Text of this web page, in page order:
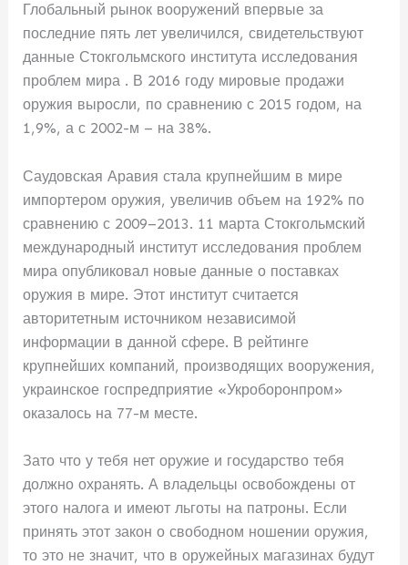
Глобальный рынок вооружений впервые за
последние пять лет увеличился, свидетельствуют
данные Стокгольмского института исследования
проблем мира . В 2016 году мировые продажи
оружия выросли, по сравнению с 2015 годом, на
1,9%, а с 2002-м – на 38%.
Саудовская Аравия стала крупнейшим в мире
импортером оружия, увеличив объем на 192% по
сравнению с 2009–2013. 11 марта Стокгольмский
международный институт исследования проблем
мира опубликовал новые данные о поставках
оружия в мире. Этот институт считается
авторитетным источником независимой
информации в данной сфере. В рейтинге
крупнейших компаний, производящих вооружения,
украинское госпредприятие «Укроборонпром»
оказалось на 77-м месте.
Зато что у тебя нет оружие и государство тебя
должно охранять. А владельцы освобождены от
этого налога и имеют льготы на патроны. Если
принять этот закон о свободном ношении оружия,
то это не значит, что в оружейных магазинах будут